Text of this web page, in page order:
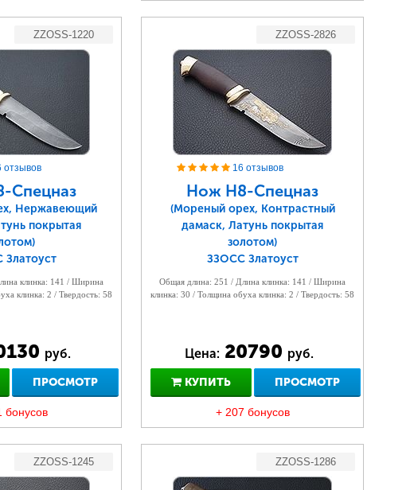
ZZOSS-1220
отзывов
Спецназ
Нержавеющий
покрытая
клинка: 141 / Ширина
клинка: 2 / Твердость: 58
руб.
ПРОСМОТР
бонусов
ZZOSS-2826
16 отзывов
Нож Н8-Спецназ
(Мореный орех, Контрастный
дамаск, Латунь покрытая
золотом)
ЗЗОСС Златоуст
Общая длина: 251 / Длина клинка: 141 / Ширина
клинка: 30 / Толщина обуха клинка: 2 / Твердость: 58
Цена: 20790 руб.
КУПИТЬ ПРОСМОТР
+ 207 бонусов
ZZOSS-1245 ZZOSS-1286